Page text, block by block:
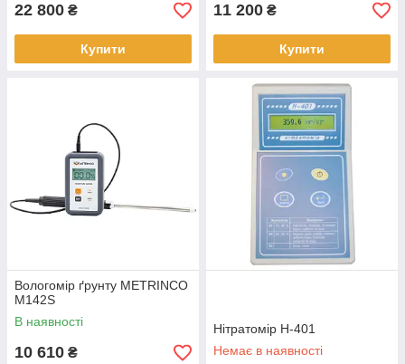
22 800 ₴
Купити
11 200 ₴
Купити
Вологомір ґрунту METRINCO
M142S
В наявності
10 610 ₴
Нітратомір Н-401
Немає в наявності